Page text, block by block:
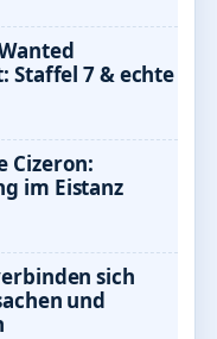
Staffel 7 & echte
Cizeron:
im Eistanz
sich
und